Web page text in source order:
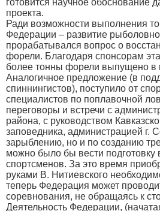
готовится научное обоснование
проекта.
Ради возможности выполнения
Федерации – развитие
прорабатывался вопрос о
форели. Благодаря спонсорам
более тонны форели выпущено в
Аналогичное предложение (в
спиннингистов), поступило от
специалистов по поплавочной
переговоры и встречи с
района, с руководством
заповедника, администрацией г.
зарыблению, но и по созданию
можно было бы вести подготовку
спортсменов. За это время
руками В. Нитиевского
теперь Федерация может
соревнования, не обращаясь к
Деятельность Федерации,